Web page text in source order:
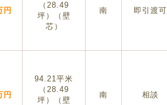
円
（28.49
坪）（壁
芯）
南 即引渡可
円
94.21平米
（28.49
坪）（壁
南 相談